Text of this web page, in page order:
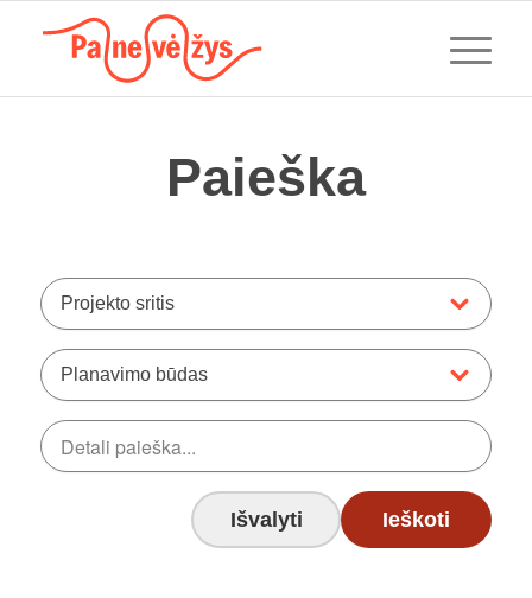
Paieška
Projekto sritis
Planavimo būdas
Išvalyti Ieškoti